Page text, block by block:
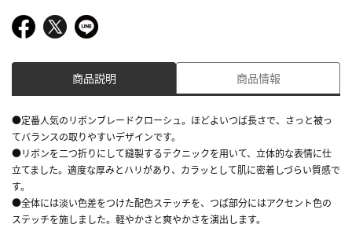
商品説明 商品情報
●定番人気のリボンブレードクローシュ。ほどよいつば長さで、さっと被っ
てバランスの取りやすいデザインです。
●リボンを二つ折りにして縫製するテクニックを用いて、立体的な表情に仕
立てました。適度な厚みとハリがあり、カラッとして肌に密着しづらい質感で
す。
●全体には淡い色差をつけた配色ステッチを、つば部分にはアクセント色の
ステッチを施しました。軽やかさと爽やかさを演出します。